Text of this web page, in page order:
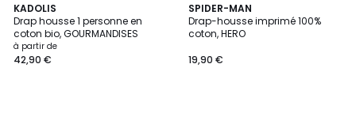
KADOLIS
Drap housse 1 personne en
coton bio, GOURMANDISES
à partir de
42,90 €
SPIDER-MAN
Drap-housse imprimé 100%
coton, HERO
19,90 €
5
/
5